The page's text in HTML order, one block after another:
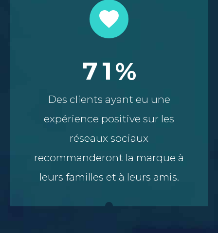


71%
Des clients ayant eu une
expérience positive sur les
réseaux sociaux
recommanderont la marque à
leurs familles et à leurs amis.